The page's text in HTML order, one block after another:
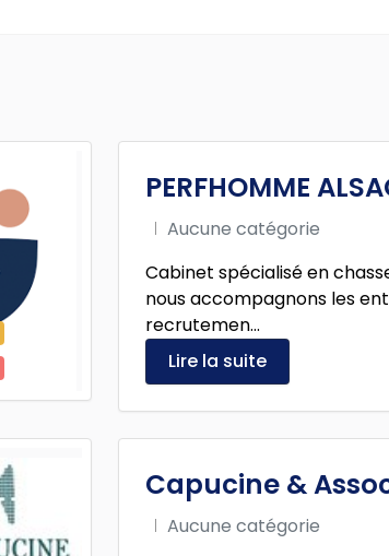
PERFHOMME
Aucune catégorie
Cabinet spécialisé en
nous accompagnons les
recrutemen...
Lire la suite
Capucine &
Aucune catégorie